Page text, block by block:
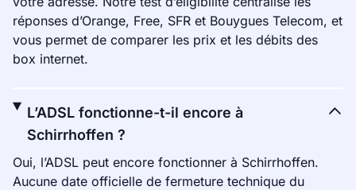
réponses d’Orange, Free, SFR et Bouygues Telecom, et
vous permet de comparer les prix et les débits des
box internet.
L’ADSL fonctionne-t-il encore à
Schirrhoffen ?
Oui, l’ADSL peut encore fonctionner à Schirrhoffen.
Aucune date officielle de fermeture technique du